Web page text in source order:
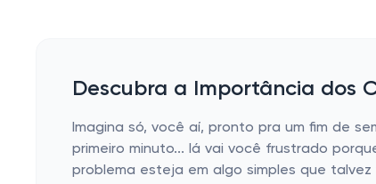
Descubra a Importância dos
Imagina só, você aí, pronto pra um fim de
primeiro minuto... lá vai você frustrado
problema esteja em algo simples que